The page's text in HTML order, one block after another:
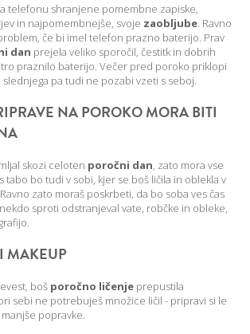
telefonu shranjene pomembne zapiske,
in najpomembnejše, svoje zaobljube. Ravno
če bi imel telefon prazno baterijo. Prav
dan prejela veliko sporočil, čestitk in dobrih
praznilo baterijo. Večer pred poroko priklopi
pa tudi ne pozabi vzeti s seboj.
NA POROKO MORA BITI
skozi celoten poročni dan, zato mora vse
tabo bo tudi v sobi, kjer se boš ličila in oblekla v
zato moraš poskrbeti, da bo soba ves čas
sproti odstranjeval vate, robčke in obleke,
MAKEUP
boš poročno ličenje prepustila
sebi ne potrebuješ množice ličil - pripravi si le
popravke.